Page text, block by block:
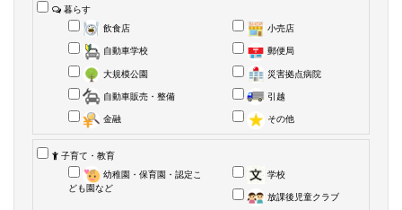
暮らす
飲食店
小売店
自動車学校 郵便局
大規模公園 災害拠点病院
自動車販売・整備 引越
金融 その他
子育て・教育
幼稚園・保育園・認定こ
ども園など
学校
放課後児童クラブ